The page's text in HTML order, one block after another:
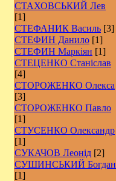
СТАХОВСЬКИЙ Лев
[1]
СТЕФАНИК Василь [3]
СТЕФИН Данило [1]
СТЕФИН Маркіян [1]
СТЕЦЕНКО Станіслав
[4]
СТОРОЖЕНКО Олекса
[3]
СТОРОЖЕНКО Павло
[1]
СТУСЕНКО Олександр
[1]
СУКАЧОВ Леонід [2]
СУШИНСЬКИЙ Богдан
[1]